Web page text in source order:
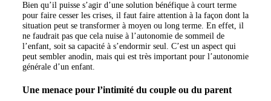
Bien qu’il puisse s’agir d’une solution bénéfique à court terme
pour faire cesser les crises, il faut faire attention à la façon dont la
situation peut se transformer à moyen ou long terme. En effet, il
ne faudrait pas que cela nuise à l’autonomie de sommeil de
l’enfant, soit sa capacité à s’endormir seul. C’est un aspect qui
peut sembler anodin, mais qui est très important pour l’autonomie
générale d’un enfant.
Une menace pour l’intimité du couple ou du parent